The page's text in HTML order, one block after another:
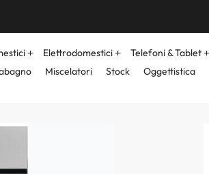
Elettrodomestici Telefoni & Tablet
Miscelatori Stock Oggettistica